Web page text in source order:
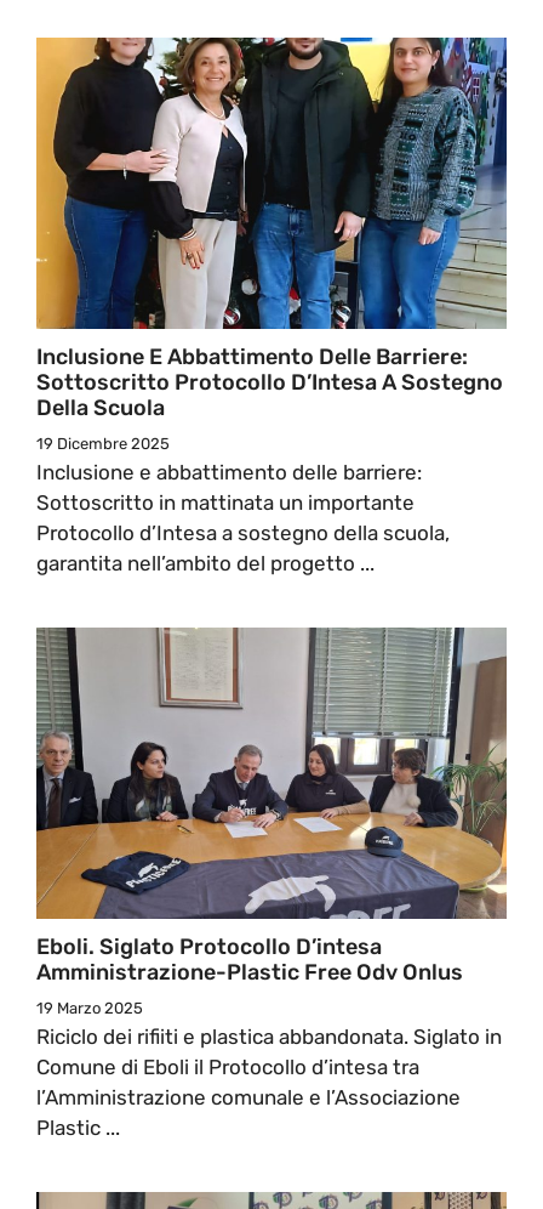
Inclusione E Abbattimento Delle Barriere:
Sottoscritto Protocollo D’Intesa A Sostegno
Della Scuola
19 Dicembre 2025
Inclusione e abbattimento delle barriere:
Sottoscritto in mattinata un importante
Protocollo d’Intesa a sostegno della scuola,
garantita nell’ambito del progetto ...
Eboli. Siglato Protocollo D’intesa
Amministrazione-Plastic Free Odv Onlus
19 Marzo 2025
Riciclo dei rifiiti e plastica abbandonata. Siglato in
Comune di Eboli il Protocollo d’intesa tra
l’Amministrazione comunale e l’Associazione
Plastic ...